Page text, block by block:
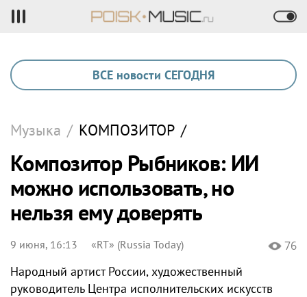
ВСЕ новости СЕГОДНЯ
Музыка / КОМПОЗИТОР /
Композитор Рыбников: ИИ
можно использовать, но
нельзя ему доверять
9 июня, 16:13 «RT» (Russia Today) 76
Народный артист России, художественный
руководитель Центра исполнительских искусств